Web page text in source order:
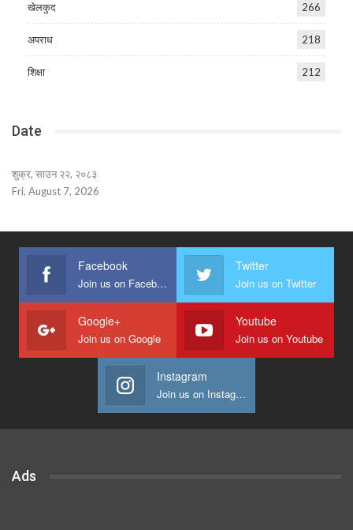
खेलकुद 266
अपराध 218
शिक्षा 212
Date
शुक्र, साउन २२, २०८३
Fri, August 7, 2026
Facebook
Join us on Facebook
Twitter
Join us on Twitter
Google+
Join us on Google
Youtube
Join us on Youtube
Instagram
Join us on Instagram
Ads